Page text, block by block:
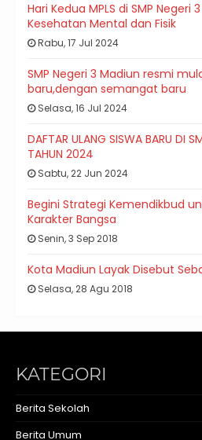
Hari Kedua MPLS di SMP Negeri
Kesehatan Mental dan Fisik
Rabu, 17 Jul 2024
SMP Negeri 3 Madiun resmi
baru,dengan semangat baru
Selasa, 16 Jul 2024
DAFTAR ULANG SISWA BARU DI
TAHUN 2024
Sabtu, 22 Jun 2024
Begini Strategi Kemendikbud
Karakter Bangsa
Senin, 3 Sep 2018
Kota Madiun Layak Disebut
Selasa, 28 Agu 2018
KATEGORI
Berita Sekolah
Berita Umum